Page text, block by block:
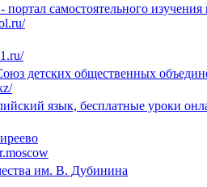
самостоятельного изучения
детских общественных
язык, бесплатные уроки
им. В. Дубинина